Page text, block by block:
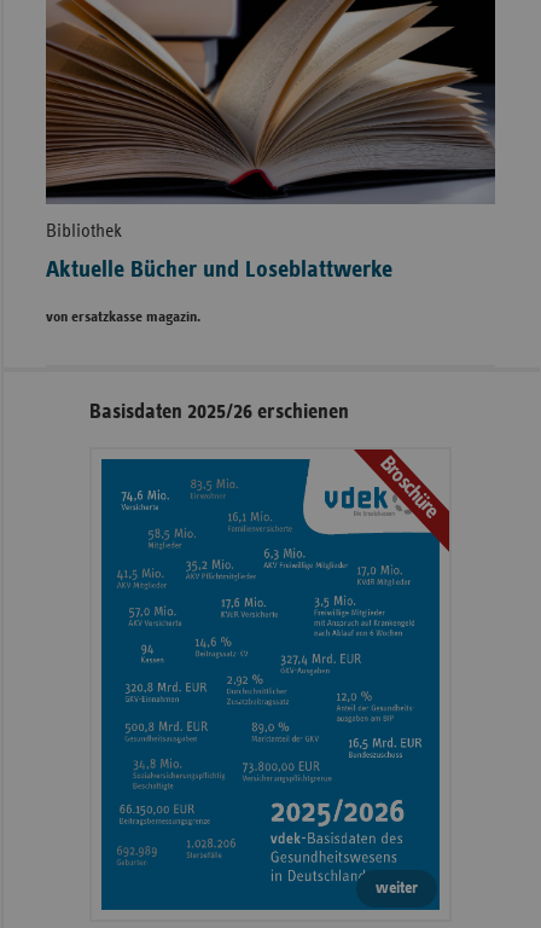
Bibliothek
Aktuelle Bücher und Loseblattwerke
von ersatzkasse magazin.
Seitennavigation
Seitenleiste
Informationen
Basisdaten 2025/26 erschienen
Broschüre
weiter